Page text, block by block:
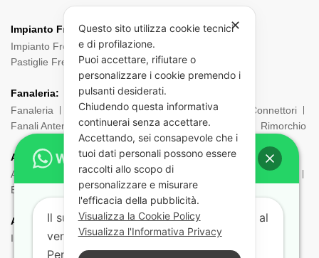
Impianto Frenante:
Impianto Frenante Camion
Dischi Freno Camion
Pastiglie Freni
Pinze Freni Sensori
Fanaleria:
Fanaleria
Fendinebbia Posteriore Laterale
Connettori
Fanali Anteriori
Indicatori di direzione Ingombro Rimorchio
ADR:
Adr Equipaggiamento
Borsa ADR
Estintori e Porta estintori
Etichette e Pannelli
Filtri Maschere Maschere e Filtri ADR
Aria:
Impianto Aria
Torpress e Diapress Tubi – Spirali
✕
Questo sito utilizza cookie tecnici
e di profilazione.
Puoi accettare, rifiutare o
personalizzare i cookie premendo i
pulsanti desiderati.
Chiudendo questa informativa
continuerai senza accettare.
Accettando, sei consapevole che i
tuoi dati personali possono essere
raccolti allo scopo di
personalizzare e misurare
l'efficacia della pubblicità.
Visualizza la Cookie Policy
Visualizza l'Informativa Privacy
Il supporto tecnico risponde dal lunedì al
venerdì dalle 9:00 alle 18:00.
Per aiutarti più velocemente indicaci: